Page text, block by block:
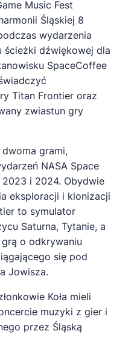
Music Fest
Śląskiej 8
wydarzenia
ścieżki dźwiękowej dla
SpaceCoffee
Titan Frontier oraz
zwiastun gry
dwoma grami,
NASA Space
i 2024. Obydwie
eksploracji i klonizacji
to symulator
Saturna, Tytanie, a
o odkrywaniu
się pod
Jowisza.
Koła mieli
muzyki z gier i
przez Śląską